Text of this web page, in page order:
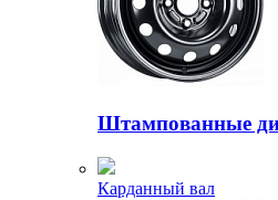
Штампованные
Карданный вал